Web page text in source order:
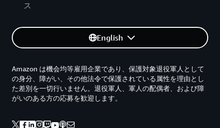
ス
English
Amazon は機会均等雇用企業であり、保護対象退役軍人として
の身分、障がい、その他法令で保護されている属性を理由とし
た差別を一切行いません。退役軍人、軍人の配偶者、および障
がいのある方の応募を歓迎します。